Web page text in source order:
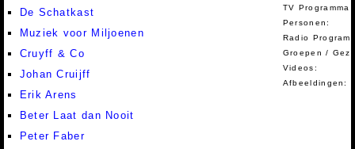
De Schatkast
Muziek voor Miljoenen
Cruyff & Co
Johan Cruijff
Erik Arens
Beter Laat dan Nooit
Peter Faber
TV Programma
Personen:
Radio
Groepen /
Videos:
Afbeeldingen: